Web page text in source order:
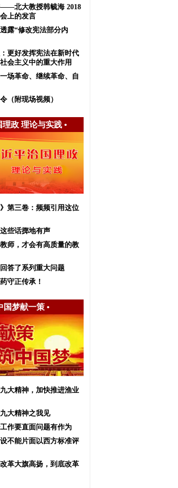
北大教授韩毓海 2018
上的发言
露“修改宪法部分内
更好发挥宪法在新时代
会主义中的重大作用
场革命、继续革命、自
（附现场视频）
理政 理论与实践•
第三卷：频频引用这位
些话掷地有声
师，才会有高质量的教
答了系列重大问题
守正传承！
国梦献一策•
大精神，加快推进渔业
大精神之我见
作要直面问题有作为
不能片面以西方标准评
革大旗高扬，到底改革